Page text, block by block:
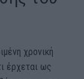
χρονική
έρχεται ως